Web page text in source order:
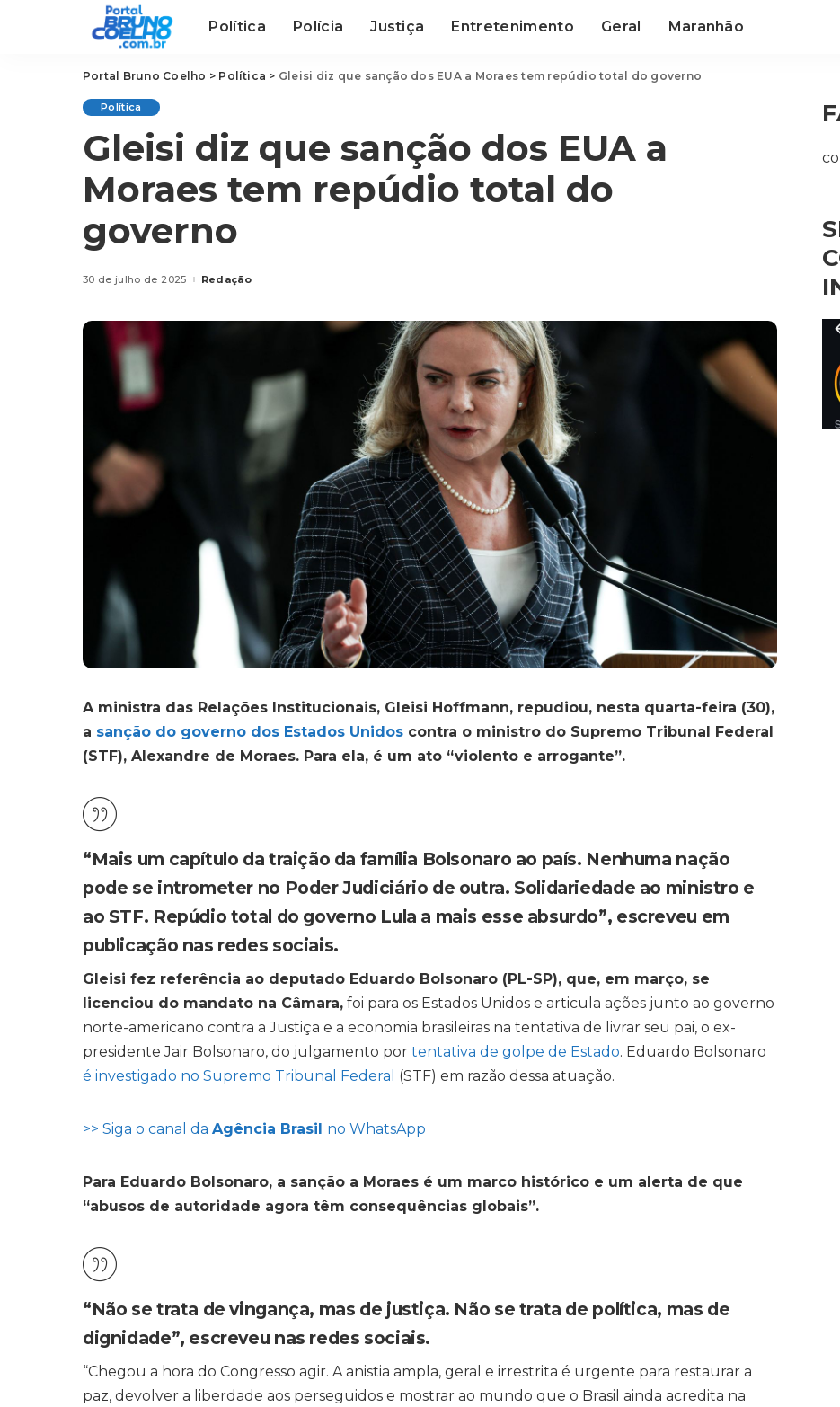
Política Polícia Justiça Entretenimento Geral Maranhão
Portal Bruno Coelho > Política > Gleisi diz que sanção dos EUA a Moraes tem repúdio total do governo
Política
Gleisi diz que sanção dos EUA a
Moraes tem repúdio total do
governo
30 de julho de 2025Posted
Redação
A ministra das Relações Institucionais, Gleisi Hoffmann, repudiou, nesta quarta-feira (30),
a sanção do governo dos Estados Unidos contra o ministro do Supremo Tribunal Federal
(STF), Alexandre de Moraes. Para ela, é um ato “violento e arrogante”.
“Mais um capítulo da traição da família Bolsonaro ao país. Nenhuma nação
pode se intrometer no Poder Judiciário de outra. Solidariedade ao ministro e
ao STF. Repúdio total do governo Lula a mais esse absurdo”, escreveu em
publicação nas redes sociais.
Gleisi fez referência ao deputado Eduardo Bolsonaro (PL-SP), que, em março, se
licenciou do mandato na Câmara, foi para os Estados Unidos e articula ações junto ao governo
norte-americano contra a Justiça e a economia brasileiras na tentativa de livrar seu pai, o ex-
presidente Jair Bolsonaro, do julgamento por tentativa de golpe de Estado. Eduardo Bolsonaro
é investigado no Supremo Tribunal Federal (STF) em razão dessa atuação.
>> Siga o canal da Agência Brasil no WhatsApp
Para Eduardo Bolsonaro, a sanção a Moraes é um marco histórico e um alerta de que
“abusos de autoridade agora têm consequências globais”.
“Não se trata de vingança, mas de justiça. Não se trata de política, mas de
dignidade”, escreveu nas redes sociais.
“Chegou a hora do Congresso agir. A anistia ampla, geral e irrestrita é urgente para restaurar a
paz, devolver a liberdade aos perseguidos e mostrar ao mundo que o Brasil ainda acredita na